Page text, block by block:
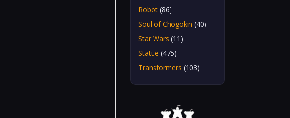
Robot (86)
Soul of Chogokin (40)
Star Wars (11)
Statue (475)
Transformers (103)